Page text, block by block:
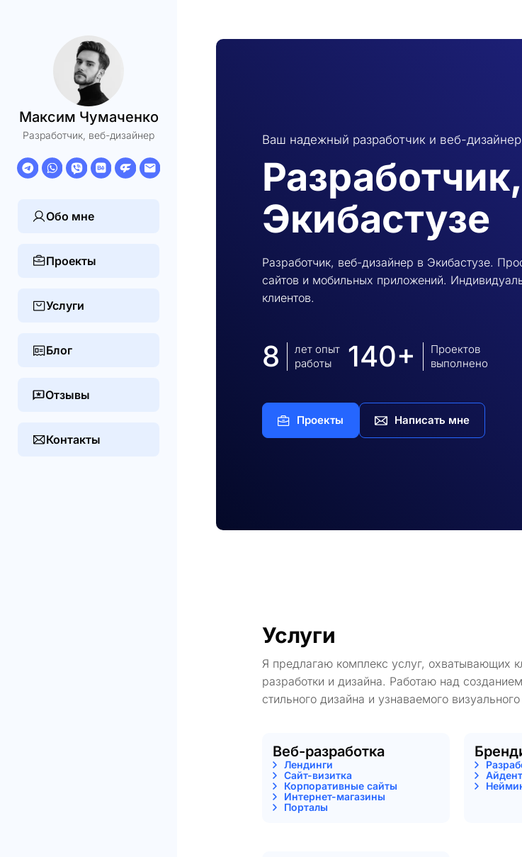
Максим Чумаченко
Разработчик, веб-дизайнер
Обо мне
Проекты
Услуги
Блог
Отзывы
Контакты
Ваш надежный разработчик и веб-
Экибастузе
Разработчик, веб-дизайнер в Экибастузе.
сайтов и мобильных приложений.
клиентов.
8
лет опыт
работы
140+
Проектов
выполнено
Проекты Написать мне
Услуги
Я предлагаю комплекс услуг, охватывающих
разработки и дизайна. Работаю над
стильного дизайна и узнаваемого
Веб-разработка
Лендинги
Сайт-визитка
Корпоративные сайты
Интернет-магазины
Порталы